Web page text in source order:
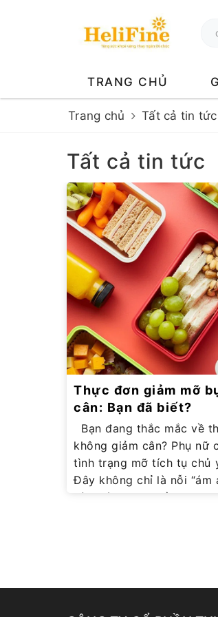
TRANG CHỦ
Trang chủ Tất cả tin tức
Tất cả tin tức
Thực đơn giảm mỡ
cân: Bạn đã biết?
không giảm cân? Phụ nữ
tình trạng mỡ tích tụ chủ
Đây không chỉ là nỗi “ám
còn kéo theo nhiều nguy